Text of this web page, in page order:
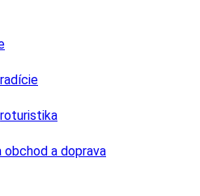
obchod a doprava